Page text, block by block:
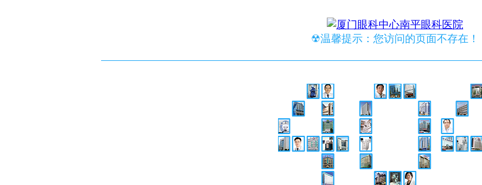
☢温馨提示：您访问的页面不存在！